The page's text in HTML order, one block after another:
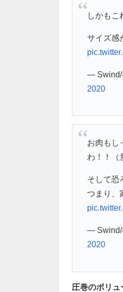
しかもこ
サイズ感
— Swind/
2020
お肉もし
わ！！（
そして恐
つまり、
— Swind/
2020
圧巻のボリュ